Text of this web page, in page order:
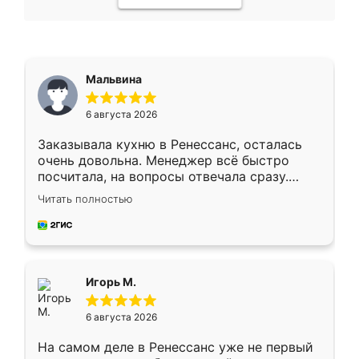
Мальвина
6 августа 2026
Заказывала кухню в Ренессанс, осталась
очень довольна. Менеджер всё быстро
посчитала, на вопросы отвечала сразу.
Замерщик приехал в субботу, подошёл к
делу со всей ответственностью. Собрали
за день, ребята работали аккуратно, даже
Читать полностью
Игорь М.
6 августа 2026
На самом деле в Ренессанс уже не первый